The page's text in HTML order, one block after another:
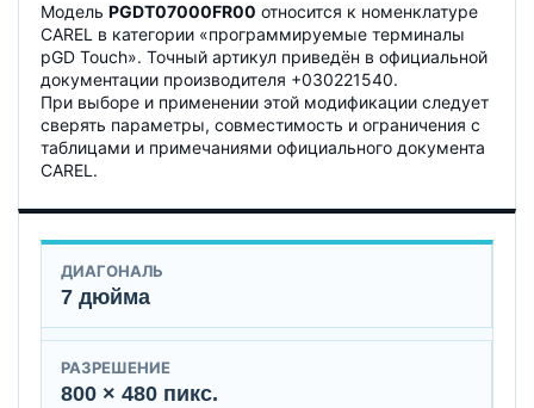
Модель PGDT07000FR00 относится к номенклатуре
CAREL в категории «программируемые терминалы
pGD Touch». Точный артикул приведён в официальной
документации производителя +030221540.
При выборе и применении этой модификации следует
сверять параметры, совместимость и ограничения с
таблицами и примечаниями официального документа
CAREL.
ДИАГОНАЛЬ
7 дюйма
РАЗРЕШЕНИЕ
800 × 480 пикс.